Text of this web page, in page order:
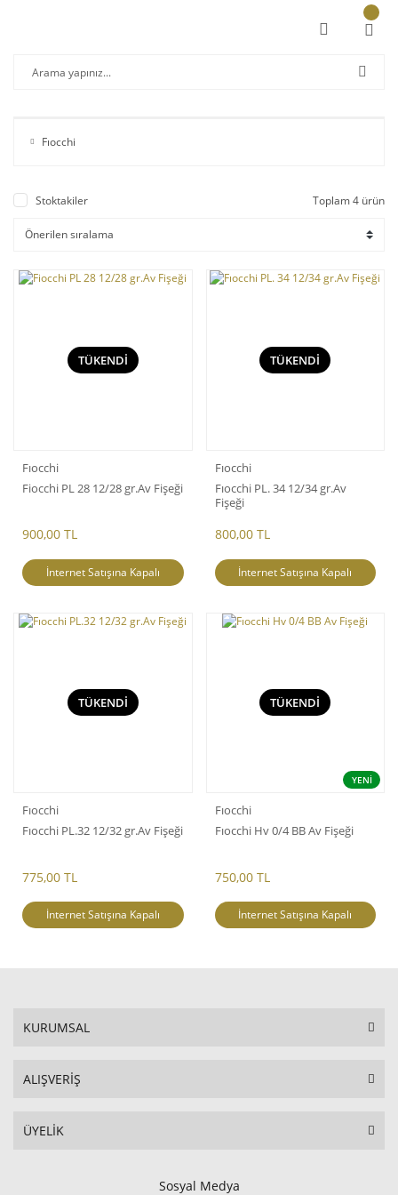
Fıocchi
Stoktakiler Toplam 4 ürün
TÜKENDİ
Fıocchi
Fiocchi PL 28 12/28 gr.Av Fişeği
900,00 TL
İnternet Satışına Kapalı
TÜKENDİ
Fıocchi
Fıocchi PL. 34 12/34 gr.Av
Fişeği
800,00 TL
İnternet Satışına Kapalı
TÜKENDİ
Fıocchi
Fıocchi PL.32 12/32 gr.Av Fişeği
775,00 TL
İnternet Satışına Kapalı
YENİ
TÜKENDİ
Fıocchi
Fıocchi Hv 0/4 BB Av Fişeği
750,00 TL
İnternet Satışına Kapalı
KURUMSAL
ALIŞVERİŞ
ÜYELİK
Sosyal Medya